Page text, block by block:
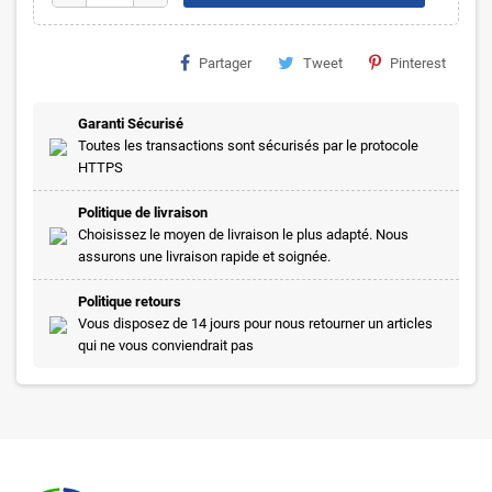
Partager Tweet Pinterest
Garanti Sécurisé
Toutes les transactions sont sécurisés par le protocole
HTTPS
Politique de livraison
Choisissez le moyen de livraison le plus adapté. Nous
assurons une livraison rapide et soignée.
Politique retours
Vous disposez de 14 jours pour nous retourner un articles
qui ne vous conviendrait pas